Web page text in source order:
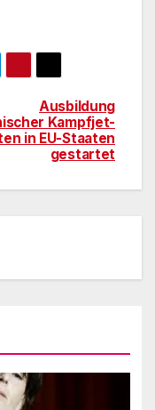
Ausbildung
Kampfjet-
in EU-Staaten
gestartet